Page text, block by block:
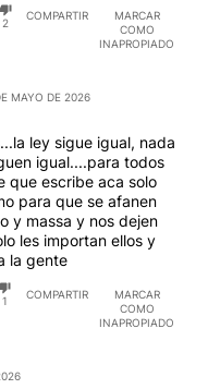
2
COMPARTIR
MARCAR
COMO
INAPROPIADO
MAYO DE 2026
ley sigue igual, nada
igual....para todos
que escribe aca solo
para que se afanen
y massa y nos dejen
les importan ellos y
la gente
1
COMPARTIR
MARCAR
COMO
INAPROPIADO